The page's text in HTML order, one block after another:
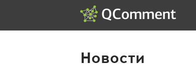
Новости